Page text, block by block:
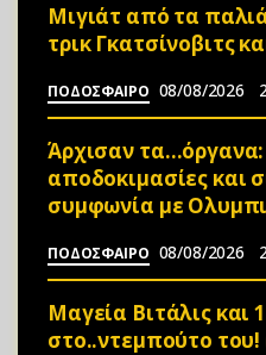
Μιγιάτ από τα
τρικ Γκατσίνοβιτς
ΠΟΔΟΣΦΑΙΡΟ 08/08/2026
Άρχισαν τα…όργανα:
αποδοκιμασίες και
συμφωνία με
ΠΟΔΟΣΦΑΙΡΟ 08/08/2026
Μαγεία Βιτάλις και
στο..ντεμπούτο του!